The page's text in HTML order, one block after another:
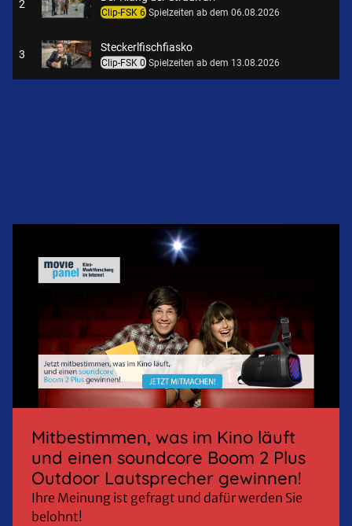
2
Clip-FSK 6 Spielzeiten ab dem 06.08.2026
3
Steckerlfischfiasko
Clip-FSK 0 Spielzeiten ab dem 13.08.2026
Mitbestimmen, was im Kino läuft
und einen soundcore Boom 2 Plus
Outdoor Lautsprecher gewinnen!
Ihre Meinung ist gefragt und dafür werden Sie
belohnt!